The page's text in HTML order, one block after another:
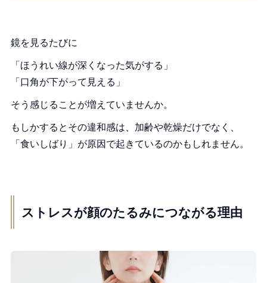
鏡を見るたびに
「ほうれい線が深くなった気がする」
「口角が下がって見える」
そう感じることが増えていませんか。
もしかするとその違和感は、加齢や乾燥だけでなく、
「食いしばり」が原因で起きているのかもしれません。
ストレスが顔のたるみにつながる理由